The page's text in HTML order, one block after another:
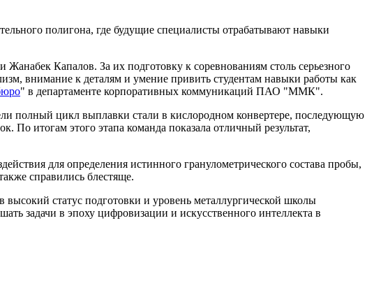
полигона, где будущие специалисты отрабатывают навыки
Капалов. За их подготовку к соревнованиям столь серьезного
внимание к деталям и умение привить студентам навыки работы как
" в департаменте корпоративных коммуникаций ПАО "ММК".
полный цикл выплавки стали в кислородном конвертере, последующую
По итогам этого этапа команда показала отличный результат,
для определения истинного гранулометрического состава пробы,
справились блестяще.
статус подготовки и уровень металлургической школы
задачи в эпоху цифровизации и искусственного интеллекта в